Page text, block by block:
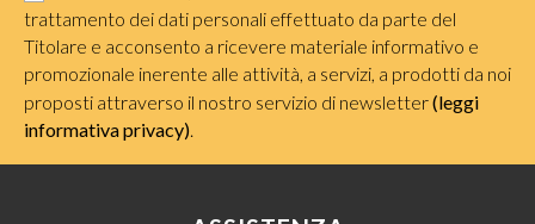
trattamento dei dati personali effettuato da parte del
Titolare e acconsento a ricevere materiale informativo e
promozionale inerente alle attività, a servizi, a prodotti da noi
proposti attraverso il nostro servizio di newsletter(leggi
informativa privacy)